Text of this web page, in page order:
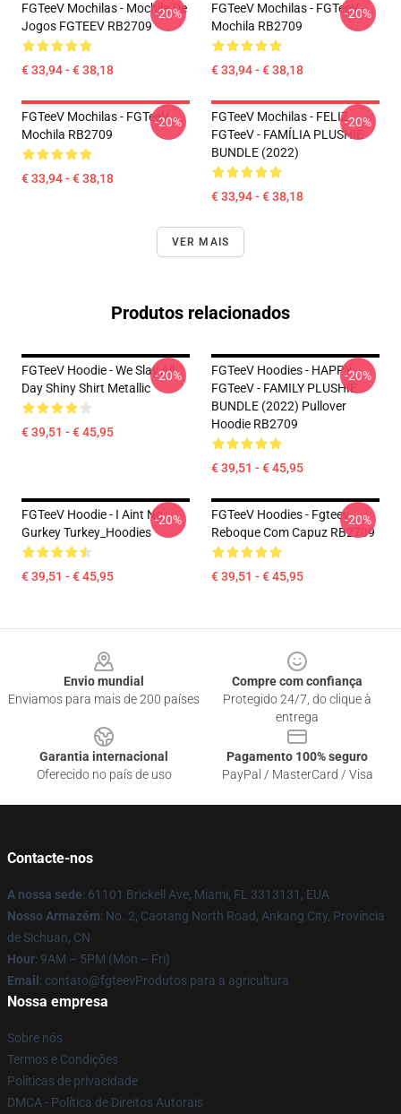
FGTeeV Mochilas - Mochila De
Jogos FGTEEV RB2709
€ 33,94 - € 38,18
-20%
FGTeeV Mochilas - FGTeeV
Mochila RB2709
€ 33,94 - € 38,18
-20%
FGTeeV Mochilas - FGTeeV
Mochila RB2709
€ 33,94 - € 38,18
-20%
FGTeeV Mochilas - FELIZ
FGTeeV - FAMÍLIA PLUSHIE
BUNDLE (2022)
€ 33,94 - € 38,18
-20%
VER MAIS
Produtos relacionados
FGTeeV Hoodie - We Slay All
Day Shiny Shirt Metallic
€ 39,51 - € 45,95
-20%
FGTeeV Hoodies - HAPPY
FGTeeV - FAMILY PLUSHIE
BUNDLE (2022) Pullover
Hoodie RB2709
€ 39,51 - € 45,95
-20%
FGTeeV Hoodie - I Aint No
Gurkey Turkey_Hoodies
€ 39,51 - € 45,95
-20%
FGTeeV Hoodies - Fgteev
Reboque Com Capuz RB2709
€ 39,51 - € 45,95
-20%
Envio mundial
Enviamos para mais de 200 países
Compre com confiança
Protegido 24/7, do clique à
entrega
Garantia internacional
Oferecido no país de uso
Pagamento 100% seguro
PayPal / MasterCard / Visa
Contacte-nos
A nossa sede: 61101 Brickell Ave, Miami, FL 3313131, EUA
Nosso Armazém: No. 2, Caotang North Road, Ankang City, Província
de Sichuan, CN
Hour: 9AM – 5PM (Mon – Fri)
Email : contato@fgteevProdutos para a agricultura
Nossa empresa
Sobre nós
Termos e Condições
Políticas de privacidade
DMCA - Política de Direitos Autorais